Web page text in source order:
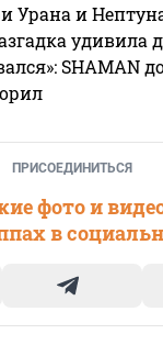
Урана и
удивила
SHAMAN
ПРИСОЕДИНИТЬСЯ
фото и
в